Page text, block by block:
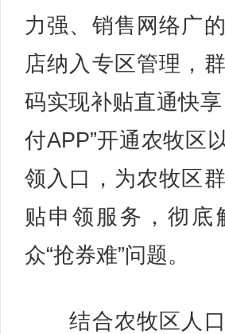
力强、销售网络广
店纳入专区管理，
码实现补贴直通快
付APP”开通农牧区
领入口，为农牧区
贴申领服务，彻底
众“抢券难”问题。
结合农牧区人口